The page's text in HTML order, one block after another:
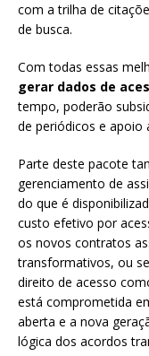
com a trilha de
de busca.
Com todas essas
gerar dados de
tempo, poderão
de periódicos e apoio
Parte deste pacote
gerenciamento de
do que é
custo efetivo por
os novos contratos
transformativos, ou
direito de acesso
está comprometida
aberta e a nova
lógica dos acordos